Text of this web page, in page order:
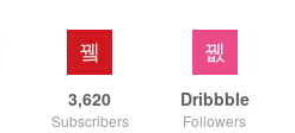
3,620
Subscribers
Dribbble
Followers